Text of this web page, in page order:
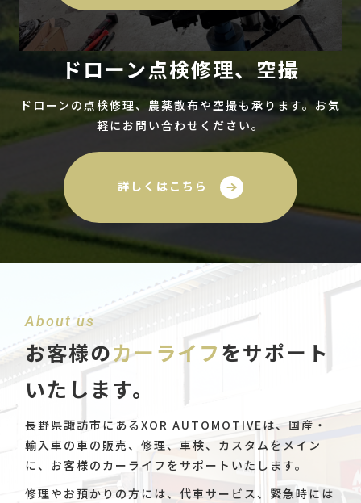
ドローン点検修理、空撮
ドローンの点検修理、農薬散布や空撮も承ります。お気
軽にお問い合わせください。
詳しくはこちら
About us
お客様のカーライフをサポート
いたします。
長野県諏訪市にあるXOR AUTOMOTIVEは、国産・
輸入車の車の販売、修理、車検、カスタムをメイン
に、お客様のカーライフをサポートいたします。
修理やお預かりの方には、代車サービス、緊急時には